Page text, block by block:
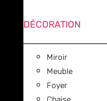
DÉCORATION
Miroir
Meuble
Foyer
Chaise